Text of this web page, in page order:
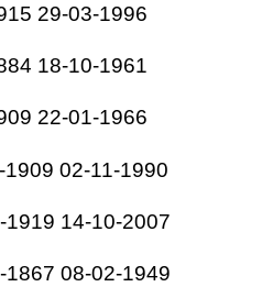
29-03-1996
18-10-1961
22-01-1966
02-11-1990
14-10-2007
08-02-1949